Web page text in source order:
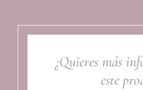
¿Quieres más
este